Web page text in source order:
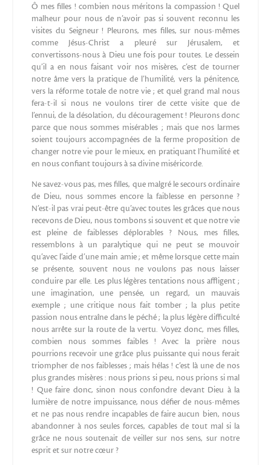
Ô mes filles ! combien nous méritons la compassion ! Quel
malheur pour nous de n’avoir pas si souvent reconnu les
visites du Seigneur ! Pleurons, mes filles, sur nous-mêmes
comme Jésus-Christ a pleuré sur Jérusalem, et
convertissons-nous à Dieu une fois pour toutes. Le dessein
qu’il a en nous faisant voir nos misères, c’est de tourner
notre âme vers la pratique de l’humilité, vers la pénitence,
vers la réforme totale de notre vie ; et quel grand mal nous
fera-t-il si nous ne voulons tirer de cette visite que de
l’ennui, de la désolation, du découragement ! Pleurons donc
parce que nous sommes misérables ; mais que nos larmes
soient toujours accompagnées de la ferme proposition de
changer notre vie pour le mieux, en pratiquant l’humilité et
en nous confiant toujours à sa divine miséricorde.
Ne savez-vous pas, mes filles, que malgré le secours ordinaire
de Dieu, nous sommes encore la faiblesse en personne ?
N’est-il pas vrai peut-être qu’avec toutes les grâces que nous
recevons de Dieu, nous tombons si souvent et que notre vie
est pleine de faiblesses déplorables ? Nous, mes filles,
ressemblons à un paralytique qui ne peut se mouvoir
qu’avec l’aide d’une main amie ; et même lorsque cette main
se présente, souvent nous ne voulons pas nous laisser
conduire par elle. Les plus légères tentations nous affligent ;
une imagination, une pensée, un regard, un mauvais
exemple ; une critique nous fait tomber ; la plus petite
passion nous entraîne dans le péché ; la plus légère difficulté
nous arrête sur la route de la vertu. Voyez donc, mes filles,
combien nous sommes faibles ! Avec la prière nous
pourrions recevoir une grâce plus puissante qui nous ferait
triompher de nos faiblesses ; mais hélas ! c’est là une de nos
plus grandes misères : nous prions si peu, nous prions si mal
! Que faire donc, sinon nous confondre devant Dieu à la
lumière de notre impuissance, nous défier de nous-mêmes
et ne pas nous rendre incapables de faire aucun bien, nous
abandonner à nos seules forces, capables de tout mal si la
grâce ne nous soutenait de veiller sur nos sens, sur notre
esprit et sur notre cœur ?